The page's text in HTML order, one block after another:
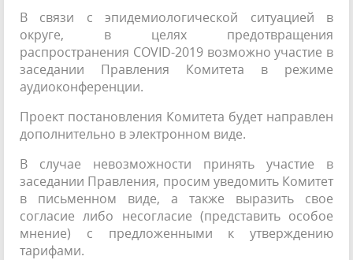
В связи с эпидемиологической ситуацией в
округе, в целях предотвращения
распространения COVID-2019 возможно участие в
заседании Правления Комитета в режиме
аудиоконференции.
Проект постановления Комитета будет направлен
дополнительно в электронном виде.
В случае невозможности принять участие в
заседании Правления, просим уведомить Комитет
в письменном виде, а также выразить свое
согласие либо несогласие (представить особое
мнение) с предложенными к утверждению
тарифами.